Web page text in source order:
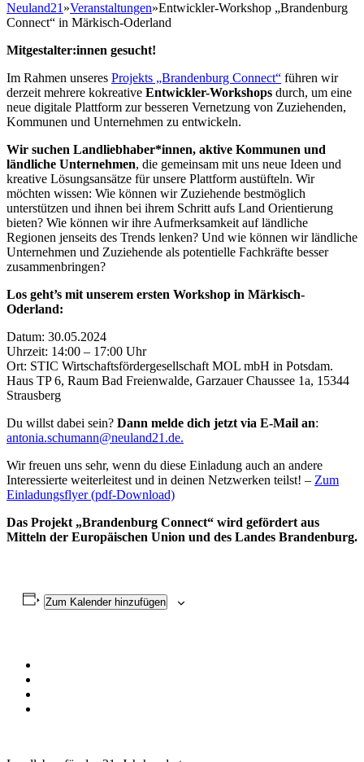
Neuland21»Veranstaltungen»Entwickler-Workshop „Brandenburg
Connect“ in Märkisch-Oderland
Mitgestalter:innen gesucht!
Im Rahmen unseres Projekts „Brandenburg Connect“ führen wir
derzeit mehrere kokreative Entwickler-Workshops durch, um eine
neue digitale Plattform zur besseren Vernetzung von Zuziehenden,
Kommunen und Unternehmen zu entwickeln.
Wir suchen Landliebhaber*innen, aktive Kommunen und
ländliche Unternehmen, die gemeinsam mit uns neue Ideen und
kreative Lösungsansätze für unsere Plattform austüfteln. Wir
möchten wissen: Wie können wir Zuziehende bestmöglich
unterstützen und ihnen bei ihrem Schritt aufs Land Orientierung
bieten? Wie können wir ihre Aufmerksamkeit auf ländliche
Regionen jenseits des Trends lenken? Und wie können wir ländliche
Unternehmen und Zuziehende als potentielle Fachkräfte besser
zusammenbringen?
Los geht’s mit unserem ersten Workshop in Märkisch-
Oderland:
Datum: 30.05.2024
Uhrzeit: 14:00 – 17:00 Uhr
Ort: STIC Wirtschaftsfördergesellschaft MOL mbH in Potsdam.
Haus TP 6, Raum Bad Freienwalde, Garzauer Chaussee 1a, 15344
Strausberg
Du willst dabei sein? Dann melde dich jetzt via E-Mail an:
antonia.schumann@neuland21.de.
Wir freuen uns sehr, wenn du diese Einladung auch an andere
Interessierte weiterleitest und in deinen Netzwerken teilst! – Zum
Einladungsflyer (pdf-Download)
Das Projekt „Brandenburg Connect“ wird gefördert aus
Mitteln der Europäischen Union und des Landes Brandenburg.
Zum Kalender hinzufügen